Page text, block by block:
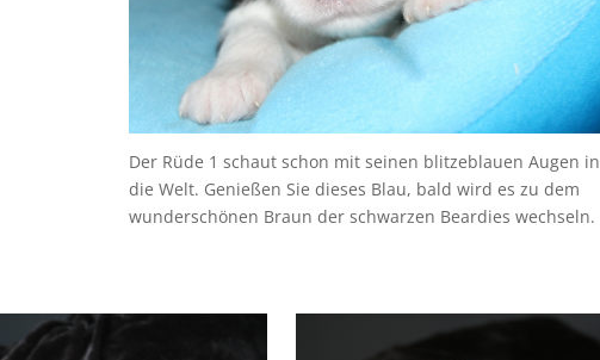
Der Rüde 1 schaut schon mit seinen blitzeblauen Augen in
die Welt. Genießen Sie dieses Blau, bald wird es zu dem
wunderschönen Braun der schwarzen Beardies wechseln.